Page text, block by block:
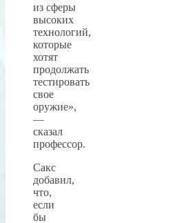
из сферы
высоких
технологий,
которые
хотят
продолжать
тестировать
свое
оружие»,
—
сказал
профессор.
Сакс
добавил,
что,
если
бы